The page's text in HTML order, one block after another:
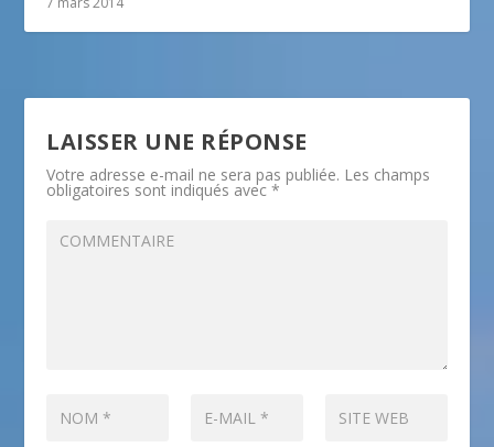
LAISSER UNE RÉPONSE
Votre adresse e-mail ne sera pas publiée. Les champs
obligatoires sont indiqués avec*